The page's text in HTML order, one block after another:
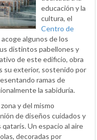
educación y la
cultura, el
Centro de
acoge algunos de los
distintos pabellones y
de este edificio, obra
su exterior, sostenido por
ramas de
la sabiduría.
y del mismo
de diseños cuidados y
Un espacio al aire
decoradas por